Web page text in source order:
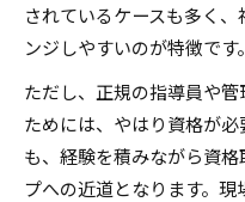
されているケースも多く
ンジしやすいのが特徴です。
ただし、正規の指導員や
ためには、やはり資格が
も、経験を積みながら資
プへの近道となります。